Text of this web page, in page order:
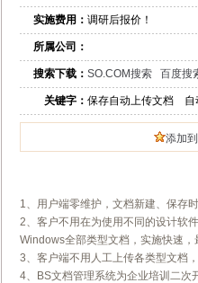
实施费用： 调研后报价！
所属公司：
搜索下载： SO.COM搜索 百度搜
关键字： 保存自动上传文
添加
1、用户端零维护，文档新建、保存
2、客户不用在为使用不同的设计软
Windows全部类型文档，实施快速，
3、客户端不用人工上传各类型文档
4、BS文档管理系统为企业培训二次